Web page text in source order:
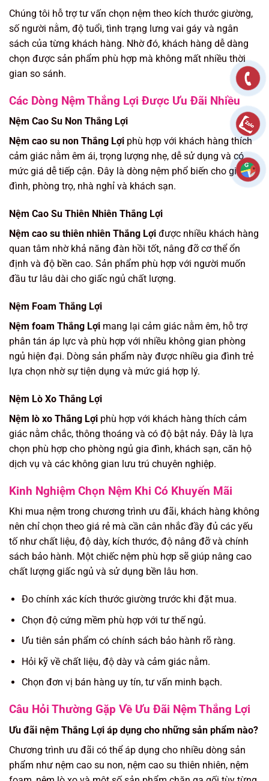
Chúng tôi hỗ trợ tư vấn chọn nệm theo kích thước giường,
số người nằm, độ tuổi, tình trạng lưng vai gáy và ngân
sách của từng khách hàng. Nhờ đó, khách hàng dễ dàng
chọn được sản phẩm phù hợp mà không mất nhiều thời
gian so sánh.
Các Dòng Nệm Thắng Lợi Được Ưu Đãi Nhiều
Nệm Cao Su Non Thắng Lợi
Nệm cao su non Thắng Lợi phù hợp với khách hàng thích
cảm giác nằm êm ái, trọng lượng nhẹ, dễ sử dụng và có
mức giá dễ tiếp cận. Đây là dòng nệm phổ biến cho gia
đình, phòng trọ, nhà nghỉ và khách sạn.
Nệm Cao Su Thiên Nhiên Thắng Lợi
Nệm cao su thiên nhiên Thắng Lợi được nhiều khách hàng
quan tâm nhờ khả năng đàn hồi tốt, nâng đỡ cơ thể ổn
định và độ bền cao. Sản phẩm phù hợp với người muốn
đầu tư lâu dài cho giấc ngủ chất lượng.
Nệm Foam Thắng Lợi
Nệm foam Thắng Lợi mang lại cảm giác nằm êm, hỗ trợ
phân tán áp lực và phù hợp với nhiều không gian phòng
ngủ hiện đại. Dòng sản phẩm này được nhiều gia đình trẻ
lựa chọn nhờ sự tiện dụng và mức giá hợp lý.
Nệm Lò Xo Thắng Lợi
Nệm lò xo Thắng Lợi phù hợp với khách hàng thích cảm
giác nằm chắc, thông thoáng và có độ bật nảy. Đây là lựa
chọn phù hợp cho phòng ngủ gia đình, khách sạn, căn hộ
dịch vụ và các không gian lưu trú chuyên nghiệp.
Kinh Nghiệm Chọn Nệm Khi Có Khuyến Mãi
Khi mua nệm trong chương trình ưu đãi, khách hàng không
nên chỉ chọn theo giá rẻ mà cần cân nhắc đầy đủ các yếu
tố như chất liệu, độ dày, kích thước, độ nâng đỡ và chính
sách bảo hành. Một chiếc nệm phù hợp sẽ giúp nâng cao
chất lượng giấc ngủ và sử dụng bền lâu hơn.
Đo chính xác kích thước giường trước khi đặt mua.
Chọn độ cứng mềm phù hợp với tư thế ngủ.
Ưu tiên sản phẩm có chính sách bảo hành rõ ràng.
Hỏi kỹ về chất liệu, độ dày và cảm giác nằm.
Chọn đơn vị bán hàng uy tín, tư vấn minh bạch.
Câu Hỏi Thường Gặp Về Ưu Đãi Nệm Thắng Lợi
Ưu đãi nệm Thắng Lợi áp dụng cho những sản phẩm nào?
Chương trình ưu đãi có thể áp dụng cho nhiều dòng sản
phẩm như nệm cao su non, nệm cao su thiên nhiên, nệm